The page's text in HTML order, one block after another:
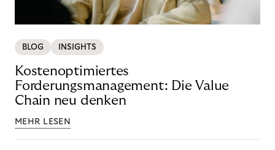
BLOG INSIGHTS
Kostenoptimiertes
Forderungsmanagement: Die Value
Chain neu denken
MEHR LESEN